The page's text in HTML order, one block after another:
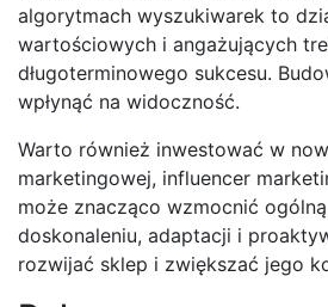
algorytmach wyszukiwarek to
wartościowych i angażujących
długoterminowego sukcesu.
wpłynąć na widoczność.
Warto również inwestować w
marketingowej, influencer
może znacząco wzmocnić
doskonaleniu, adaptacji i
rozwijać sklep i zwiększać jego